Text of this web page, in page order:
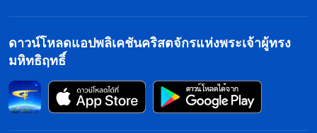
ดาวน์โหลดแอปพลิเคชันคริสตจักรแห่งพระเจ้าผู้ทรง
มหิทธิฤทธิ์